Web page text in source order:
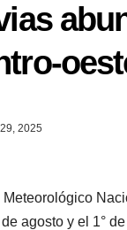
2025
Meteorológico
agosto y el 1°